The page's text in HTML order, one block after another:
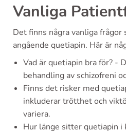
Vanliga
Det finns några vanliga
angående quetiapin. Här är
Vad är quetiapin bra för? -
behandling av schizofreni
Finns det risker med
inkluderar trötthet och
variera.
Hur länge sitter quetiapin i